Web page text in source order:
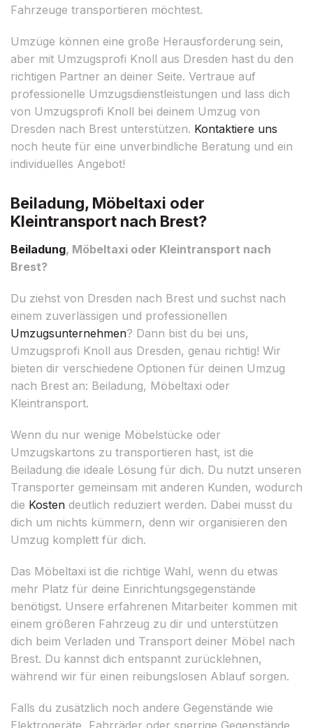
Fahrzeuge transportieren möchtest.
Umzüge können eine große Herausforderung sein,
aber mit Umzugsprofi Knoll aus Dresden hast du den
richtigen Partner an deiner Seite. Vertraue auf
professionelle Umzugsdienstleistungen und lass dich
von Umzugsprofi Knoll bei deinem Umzug von
Dresden nach Brest unterstützen. Kontaktiere uns
noch heute für eine unverbindliche Beratung und ein
individuelles Angebot!
Beiladung, Möbeltaxi oder
Kleintransport nach Brest?
Beiladung, Möbeltaxi oder Kleintransport nach
Brest?
Du ziehst von Dresden nach Brest und suchst nach
einem zuverlässigen und professionellen
Umzugsunternehmen? Dann bist du bei uns,
Umzugsprofi Knoll aus Dresden, genau richtig! Wir
bieten dir verschiedene Optionen für deinen Umzug
nach Brest an: Beiladung, Möbeltaxi oder
Kleintransport.
Wenn du nur wenige Möbelstücke oder
Umzugskartons zu transportieren hast, ist die
Beiladung die ideale Lösung für dich. Du nutzt unseren
Transporter gemeinsam mit anderen Kunden, wodurch
die Kosten deutlich reduziert werden. Dabei musst du
dich um nichts kümmern, denn wir organisieren den
Umzug komplett für dich.
Das Möbeltaxi ist die richtige Wahl, wenn du etwas
mehr Platz für deine Einrichtungsgegenstände
benötigst. Unsere erfahrenen Mitarbeiter kommen mit
einem größeren Fahrzeug zu dir und unterstützen
dich beim Verladen und Transport deiner Möbel nach
Brest. Du kannst dich entspannt zurücklehnen,
während wir für einen reibungslosen Ablauf sorgen.
Falls du zusätzlich noch andere Gegenstände wie
Elektrogeräte, Fahrräder oder sperrige Gegenstände